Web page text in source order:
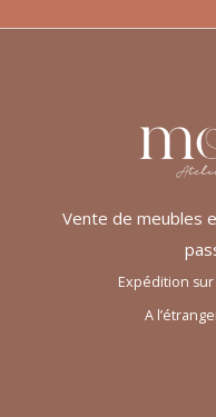
Vente de meubles
Expédition
A